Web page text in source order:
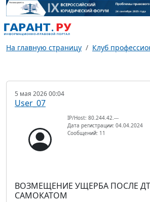
На главную страницу Клуб
5 мая 2026 00:04
User_07
IP/Host: 80.244.42.---
Дата регистрации: 04.04.2024
Сообщений: 11
ВОЗМЕЩЕНИЕ УЩЕРБА ПОСЛЕ
САМОКАТОМ